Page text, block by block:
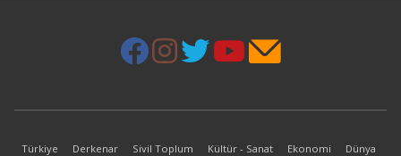
Türkiye Derkenar Sivil Toplum Kültür - Sanat Ekonomi Dünya